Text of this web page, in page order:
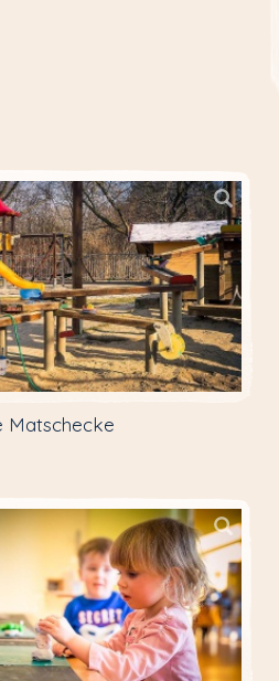
Matschecke